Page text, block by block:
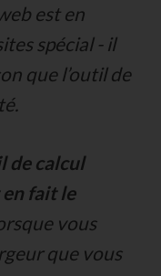
est en
spécial - il
que l’outil de
de calcul
fait le
vous
que vous